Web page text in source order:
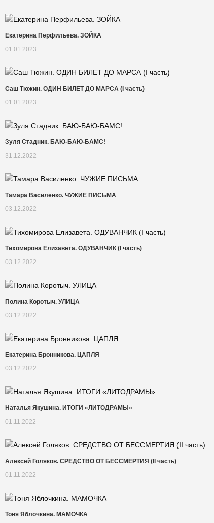
Екатерина Перфильева. ЗОЙКА
01.01.2023
Саш Тюжин. ОДИН БИЛЕТ ДО МАРСА (I часть)
01.01.2023
Зуля Стадник. БАЮ-БАЮ-БАМС!
31.12.2022
Тамара Василенко. ЧУЖИЕ ПИСЬМА
03.12.2022
Тихомирова Елизавета. ОДУВАНЧИК (I часть)
03.12.2022
Полина Коротыч. УЛИЦА
03.12.2022
Екатерина Бронникова. ЦАПЛЯ
03.12.2022
Наталья Якушина. ИТОГИ «ЛИТОДРАМЫ»
01.11.2022
Алексей Голяков. CРЕДСТВО ОТ БЕССМЕРТИЯ (II часть)
01.11.2022
Тоня Яблочкина. МАМОЧКА